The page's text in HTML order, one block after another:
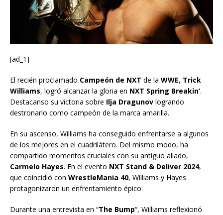
[ad_1]
El recién proclamado Campeón de NXT de la WWE, Trick
Williams, logró alcanzar la gloria en NXT Spring Breakin’.
Destacanso su victoria sobre Ilja Dragunov logrando
destronarlo como campeón de la marca amarilla.
En su ascenso, Williams ha conseguido enfrentarse a algunos
de los mejores en el cuadrilátero. Del mismo modo, ha
compartido momentos cruciales con su antiguo aliado,
Carmelo Hayes. En el evento NXT Stand & Deliver 2024,
que coincidió con WrestleMania 40, Williams y Hayes
protagonizaron un enfrentamiento épico.
Durante una entrevista en “The Bump“, Williams reflexionó